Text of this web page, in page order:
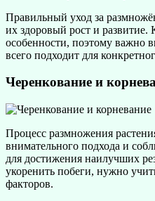
Правильный уход за
их здоровый рост и
особенности, поэтому важно
всего подходит для
Черенкование и
Процесс размножения
внимательного подхода и
для достижения наилучших
укоренить побеги, нужно
факторов.